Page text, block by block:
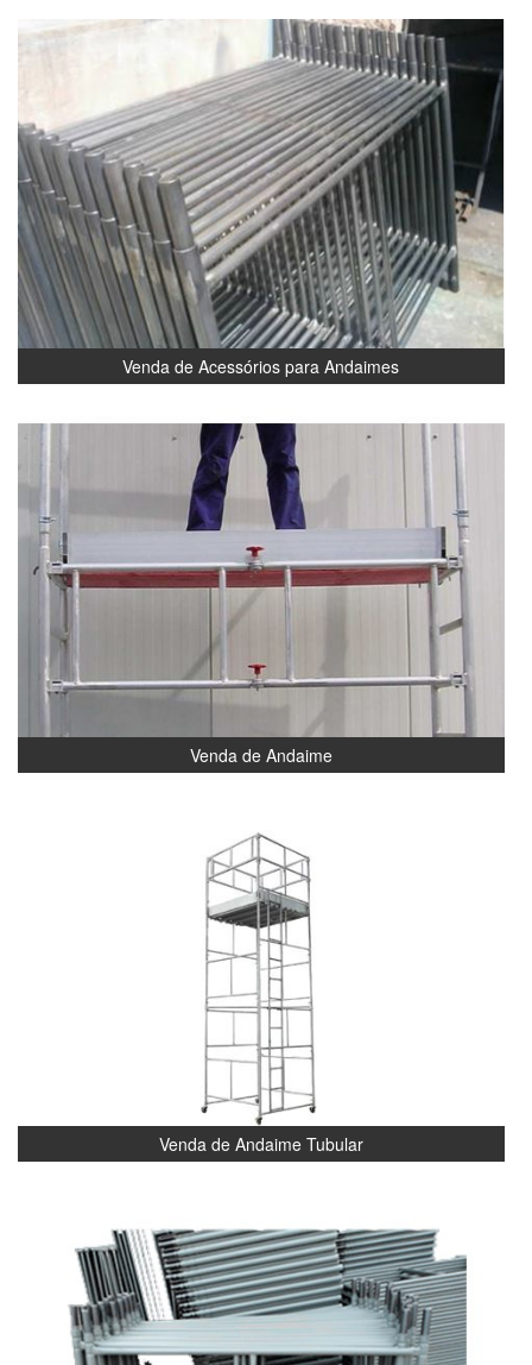
Venda de Acessórios para Andaimes
Venda de Andaime
Venda de Andaime Tubular